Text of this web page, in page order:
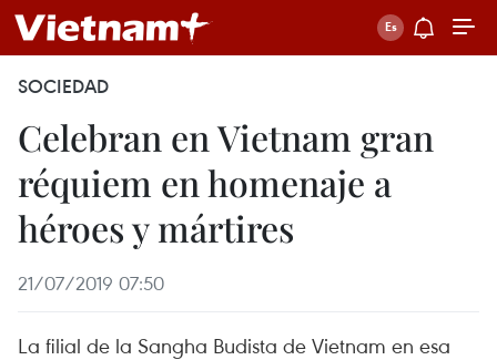
SOCIEDAD
Celebran en Vietnam gran
réquiem en homenaje a
héroes y mártires
21/07/2019 07:50
La filial de la Sangha Budista de Vietnam en esa